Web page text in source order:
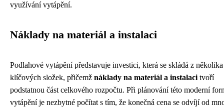
využívání vytápění.
Náklady na materiál a instalaci
Podlahové vytápění představuje investici, která se skládá z několika
klíčových složek, přičemž náklady na materiál a instalaci tvoří
podstatnou část celkového rozpočtu. Při plánování této moderní
vytápění je nezbytné počítat s tím, že konečná cena se odvíjí od